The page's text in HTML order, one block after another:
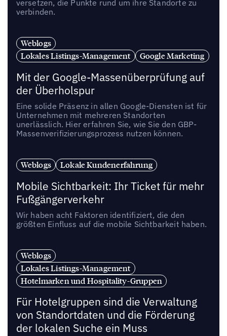
versetzen, die Punkte rund um ihre Standorte zu
verbinden.
Weblogs
Lokales Listings-Management
Google Marketing
Mit der Google-Massenüberprüfung auf
der Überholspur
Eine solide Präsenz in allen Google-Diensten ist für
Unternehmen mit mehreren Standorten
unerlässlich. Hier erfahren Sie, wie Sie den GBP-
Massenverifizierungsprozess nutzen können.
Weblogs Lokale Kundenerfahrung
Mobile Sichtbarkeit: Ihr Ticket für mehr
Fußgängerverkehr
Wir haben acht Faktoren identifiziert, die den
größten Einfluss auf die mobile Sichtbarkeit haben.
Weblogs
Lokales Listings-Management
Hotelmarken und Hospitality-Gruppen
Für Hotelgruppen sind die Verwaltung
von Standortdaten und die Förderung
der lokalen Suche ein Muss